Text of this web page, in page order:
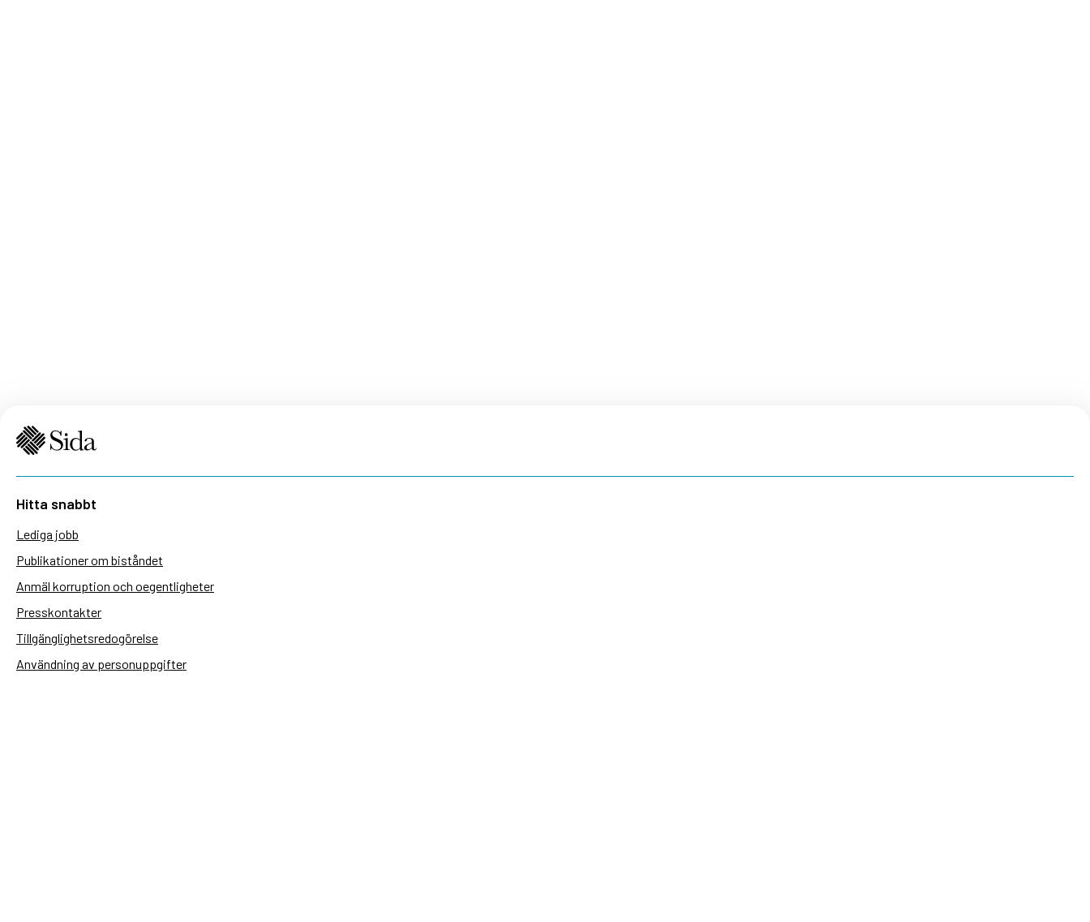
Hitta snabbt
Lediga jobb
Publikationer om biståndet
Anmäl korruption och oegentligheter
Presskontakter
Tillgänglighetsredogörelse
Användning av personuppgifter